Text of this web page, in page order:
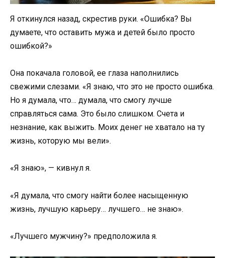
Я откинулся назад, скрестив руки. «Ошибка? Вы
думаете, что оставить мужа и детей было просто
ошибкой?»
Она покачала головой, ее глаза наполнились
свежими слезами. «Я знаю, что это не просто ошибка.
Но я думала, что… думала, что смогу лучше
справляться сама. Это было слишком. Счета и
незнание, как выжить. Моих денег не хватало на ту
жизнь, которую мы вели».
«Я знаю», — кивнул я.
«Я думала, что смогу найти более насыщенную
жизнь, лучшую карьеру… лучшего… не знаю».
«Лучшего мужчину?» предположила я.